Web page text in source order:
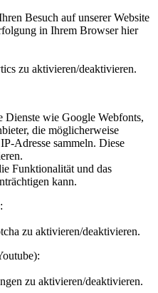
Besuch auf unserer Website
in Ihrem Browser hier
zu aktivieren/deaktivieren.
Dienste wie Google Webfonts,
die möglicherweise
Adresse sammeln. Diese
Funktionalität und das
kann.
zu aktivieren/deaktivieren.
zu aktivieren/deaktivieren.